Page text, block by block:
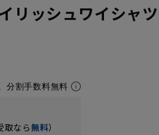
3L45cm/84cm
リッシュワイシャツ
分割手数料無料
取なら無料）